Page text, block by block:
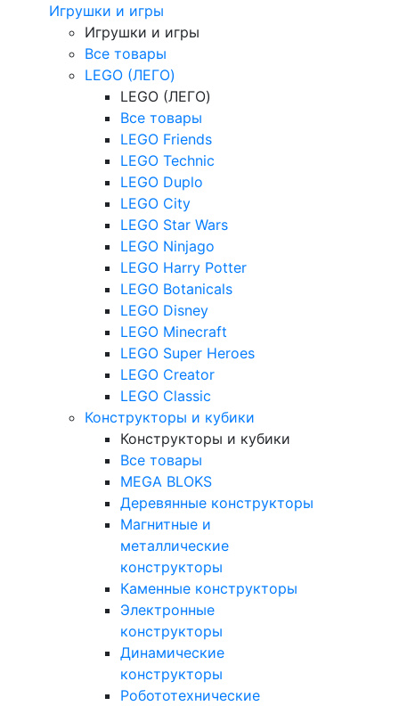
Игрушки и игры
Игрушки и игры
Все товары
LEGO (ЛЕГО)
LEGO (ЛЕГО)
Все товары
LEGO Friends
LEGO Technic
LEGO Duplo
LEGO City
LEGO Star Wars
LEGO Ninjago
LEGO Harry Potter
LEGO Botanicals
LEGO Disney
LEGO Minecraft
LEGO Super Heroes
LEGO Creator
LEGO Classic
Конструкторы и кубики
Конструкторы и кубики
Все товары
MEGA BLOKS
Деревянные конструкторы
Магнитные и
металлические
конструкторы
Каменные конструкторы
Электронные
конструкторы
Динамические
конструкторы
Робототехнические